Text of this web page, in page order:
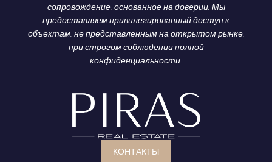
сопровождение, основанное на доверии. Мы
предоставляем привилегированный доступ к
объектам, не представленным на открытом рынке,
при строгом соблюдении полной
конфиденциальности.
КОНТАКТЫ